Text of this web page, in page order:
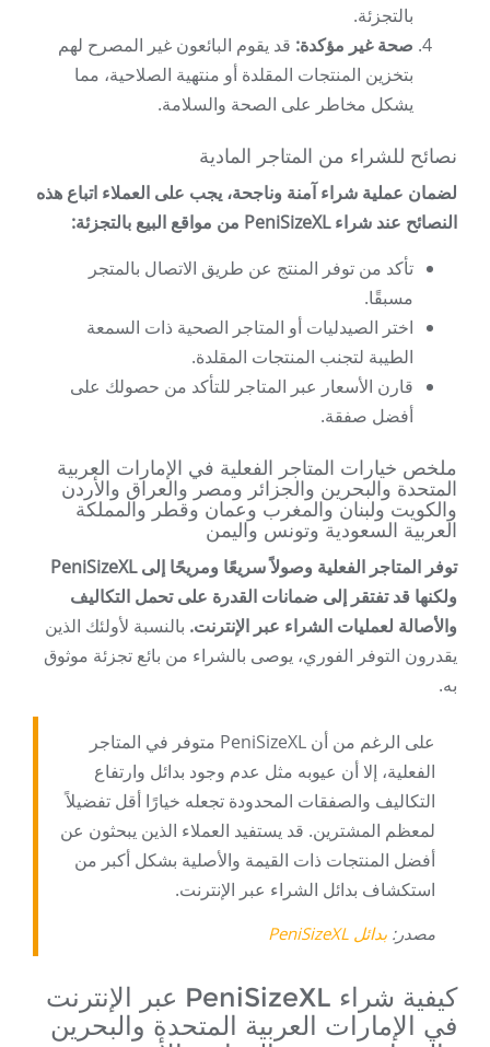
بالتجزئة.
صحة غير مؤكدة: قد يقوم البائعون غير المصرح لهم
بتخزين المنتجات المقلدة أو منتهية الصلاحية، مما
يشكل مخاطر على الصحة والسلامة.
نصائح للشراء من المتاجر المادية
لضمان عملية شراء آمنة وناجحة، يجب على العملاء اتباع هذه
النصائح عند شراء PeniSizeXL من مواقع البيع بالتجزئة:
تأكد من توفر المنتج عن طريق الاتصال بالمتجر
مسبقًا.
اختر الصيدليات أو المتاجر الصحية ذات السمعة
الطيبة لتجنب المنتجات المقلدة.
قارن الأسعار عبر المتاجر للتأكد من حصولك على
أفضل صفقة.
ملخص خيارات المتاجر الفعلية في الإمارات العربية
المتحدة والبحرين والجزائر ومصر والعراق والأردن
والكويت ولبنان والمغرب وعمان وقطر والمملكة
العربية السعودية وتونس واليمن
توفر المتاجر الفعلية وصولاً سريعًا ومريحًا إلى PeniSizeXL
ولكنها قد تفتقر إلى ضمانات القدرة على تحمل التكاليف
والأصالة لعمليات الشراء عبر الإنترنت. بالنسبة لأولئك الذين
يقدرون التوفر الفوري، يوصى بالشراء من بائع تجزئة موثوق
به.
على الرغم من أن PeniSizeXL متوفر في المتاجر
الفعلية، إلا أن عيوبه مثل عدم وجود بدائل وارتفاع
التكاليف والصفقات المحدودة تجعله خيارًا أقل تفضيلاً
لمعظم المشترين. قد يستفيد العملاء الذين يبحثون عن
أفضل المنتجات ذات القيمة والأصلية بشكل أكبر من
استكشاف بدائل الشراء عبر الإنترنت.
مصدر: بدائل PeniSizeXL
كيفية شراء PeniSizeXL عبر الإنترنت
في الإمارات العربية المتحدة والبحرين